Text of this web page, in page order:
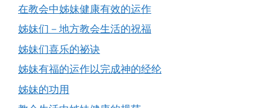
在教会中姊妹健康有效的运作
姊妹们－地方教会生活的祝福
姊妹们喜乐的祕诀
姊妹有福的运作以完成神的经纶
姊妹的功用